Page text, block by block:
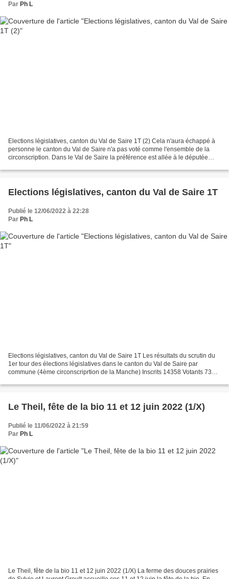
Par Ph L
Elections législatives, canton du Val de Saire 1T (2) Cela n'aura échappé à
personne le canton du Val de Saire n'a pas voté comme l'ensemble de la
circonscription. Dans le Val de Saire la préférence est allée à le députée
Elections législatives, canton du Val de Saire 1T
Publié le 12/06/2022 à 22:28
Par Ph L
Elections législatives, canton du Val de Saire 1T Les résultats du scrutin du
1er tour des élections législatives dans le canton du Val de Saire par
commune (4ème circonscriprtion de la Manche) Inscrits 14358 Votants 7300
Le Theil, fête de la bio 11 et 12 juin 2022 (1/X)
Publié le 11/06/2022 à 21:59
Par Ph L
Le Theil, fête de la bio 11 et 12 juin 2022 (1/X) La ferme des douces prairies